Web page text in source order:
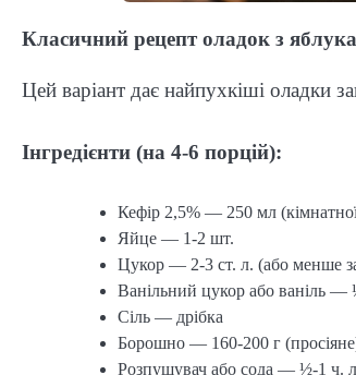
Класичний рецепт оладок з
Цей варіант дає найпухкіші оладки
Інгредієнти (на 4-6 порцій):
Кефір 2,5% — 250 мл
Яйце — 1-2 шт.
Цукор — 2-3 ст. л. (або менше
Ванільний цукор або ваніль —
Сіль — дрібка
Борошно — 160-200 г
Розпушувач або сода — ½-1 ч.